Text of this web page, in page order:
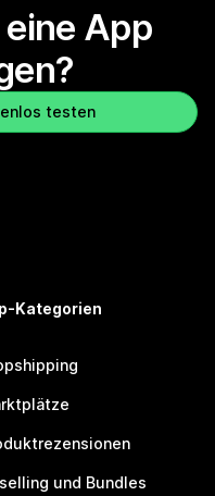
App
testen
Kategorien
und Bundles